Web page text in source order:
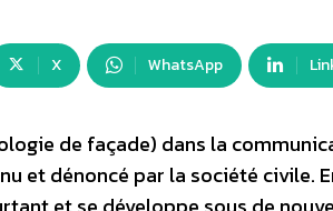
X WhatsApp
de façade) dans la
et dénoncé par la société civile.